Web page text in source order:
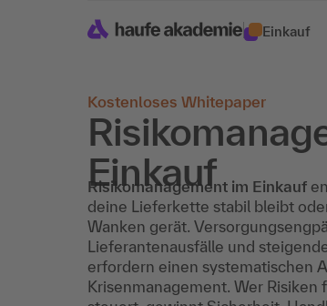
Einkauf
Kostenloses Whitepaper
Einkauf
Risikomanagement im Einkauf
deine Lieferkette stabil bleibt
Wanken gerät.
Lieferantenausfälle und
erfordern einen systematischen
Krisenmanagement. Wer